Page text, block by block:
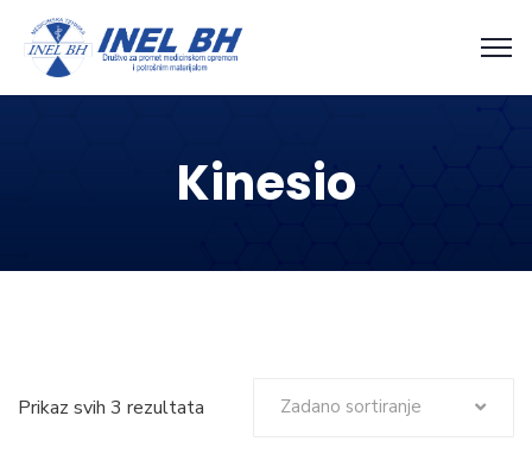
Kinesio
Prikaz svih 3 rezultata Zadano sortiranje